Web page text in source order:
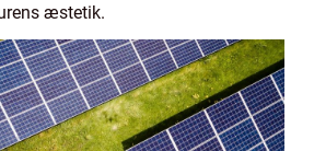
æstetik.